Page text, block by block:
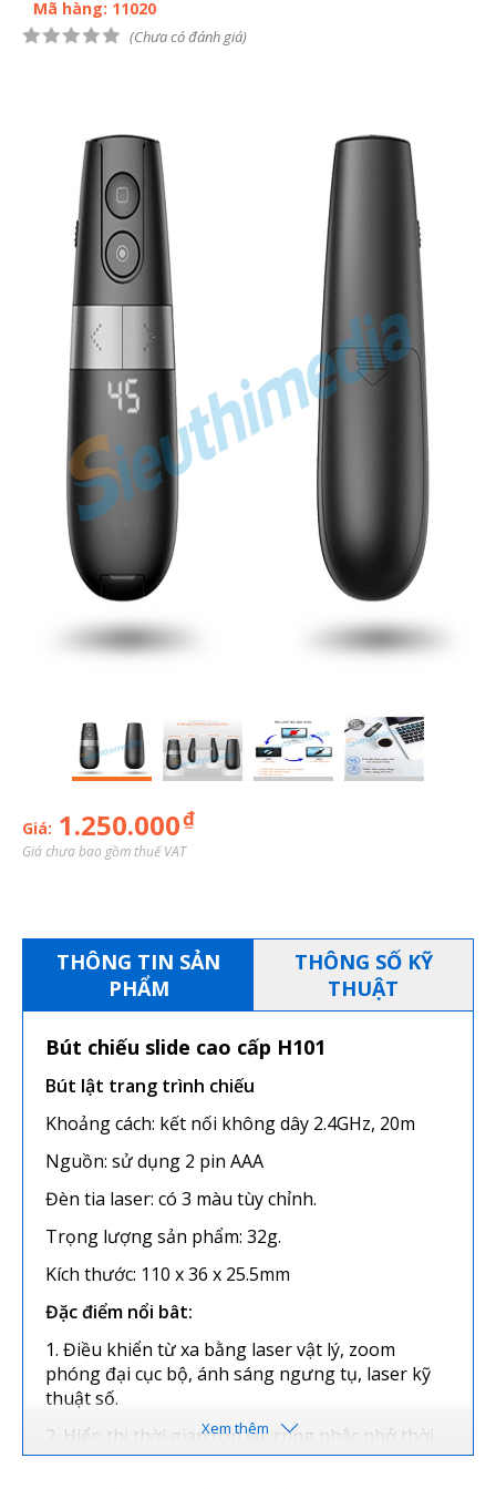
Mã hàng: 11020
(Chưa có đánh giá)
Giá: 1.250.000₫
Giá chưa bao gồm thuế VAT
THÔNG TIN SẢN
PHẨM
THÔNG SỐ KỸ
THUẬT
Bút chiếu slide cao cấp H101
Bút lật trang trình chiếu
Khoảng cách: kết nối không dây 2.4GHz, 20m
Nguồn: sử dụng 2 pin AAA
Đèn tia laser: có 3 màu tùy chỉnh.
Trọng lượng sản phẩm: 32g.
Kích thước: 110 x 36 x 25.5mm
Đặc điểm nổi bât:
1. Điều khiển từ xa bằng laser vật lý, zoom
phóng đại cục bộ, ánh sáng ngưng tụ, laser kỹ
thuật số.
2. Hiển thị thời gian còn lại, rung nhắc nhở thời
gian theo sát tiến trình của bài phát biểu.